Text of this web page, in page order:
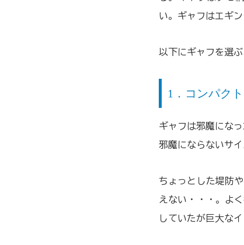
い。 ギャフはエギ
以下にギャフを選
1．コンパクト
ギャフは邪魔にな
邪魔にならないサ
ちょっとした堤防
えない・・・。よ
していたが巨大な